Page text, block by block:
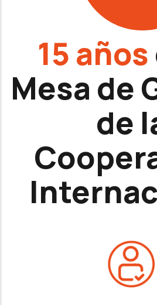
15 años
Mesa de
de